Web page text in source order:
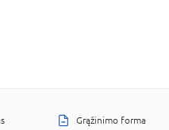
Grąžinimo forma